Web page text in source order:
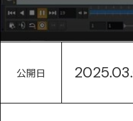
公開日